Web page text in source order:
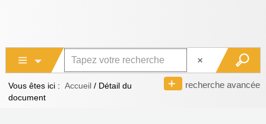
recherche avancée
Vous êtes ici : Accueil / Détail du
document